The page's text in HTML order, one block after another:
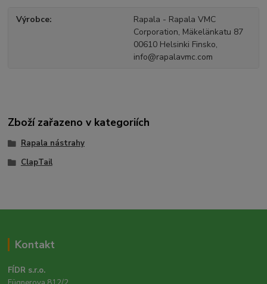
Výrobce
Rapala - Rapala VMC
Corporation, Mäkelänkatu 87
00610 Helsinki Finsko,
info@rapalavmc.com
Zboží zařazeno v kategoriích
Rapala nástrahy
ClapTail
Kontakt
FÍDR s.r.o.